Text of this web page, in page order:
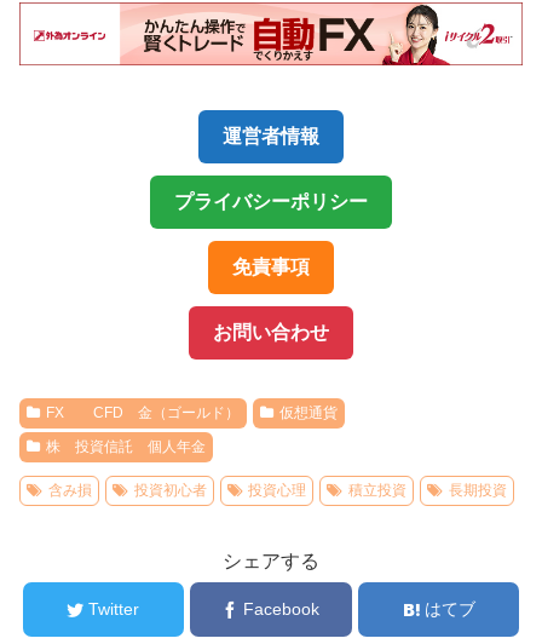
運営者情報
プライバシーポリシー
免責事項
お問い合わせ
FX CFD 金（ゴールド）
仮想通貨
株 投資信託 個人年金
含み損 投資初心者 投資心理 積立投資 長期投資
シェアする
Twitter Facebook はてブ